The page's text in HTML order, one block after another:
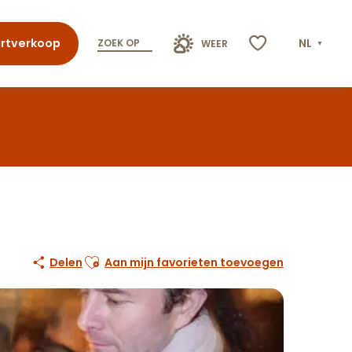
ZOEK OP WEER NL
Delen Ajouter aux favoris
Aan mijn favorieten toevoegen